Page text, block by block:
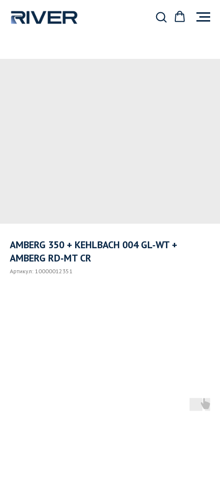
AMBERG 350 + KEHLBACH 004 GL-WT +
AMBERG RD-MT CR
Артикул: 10000012351